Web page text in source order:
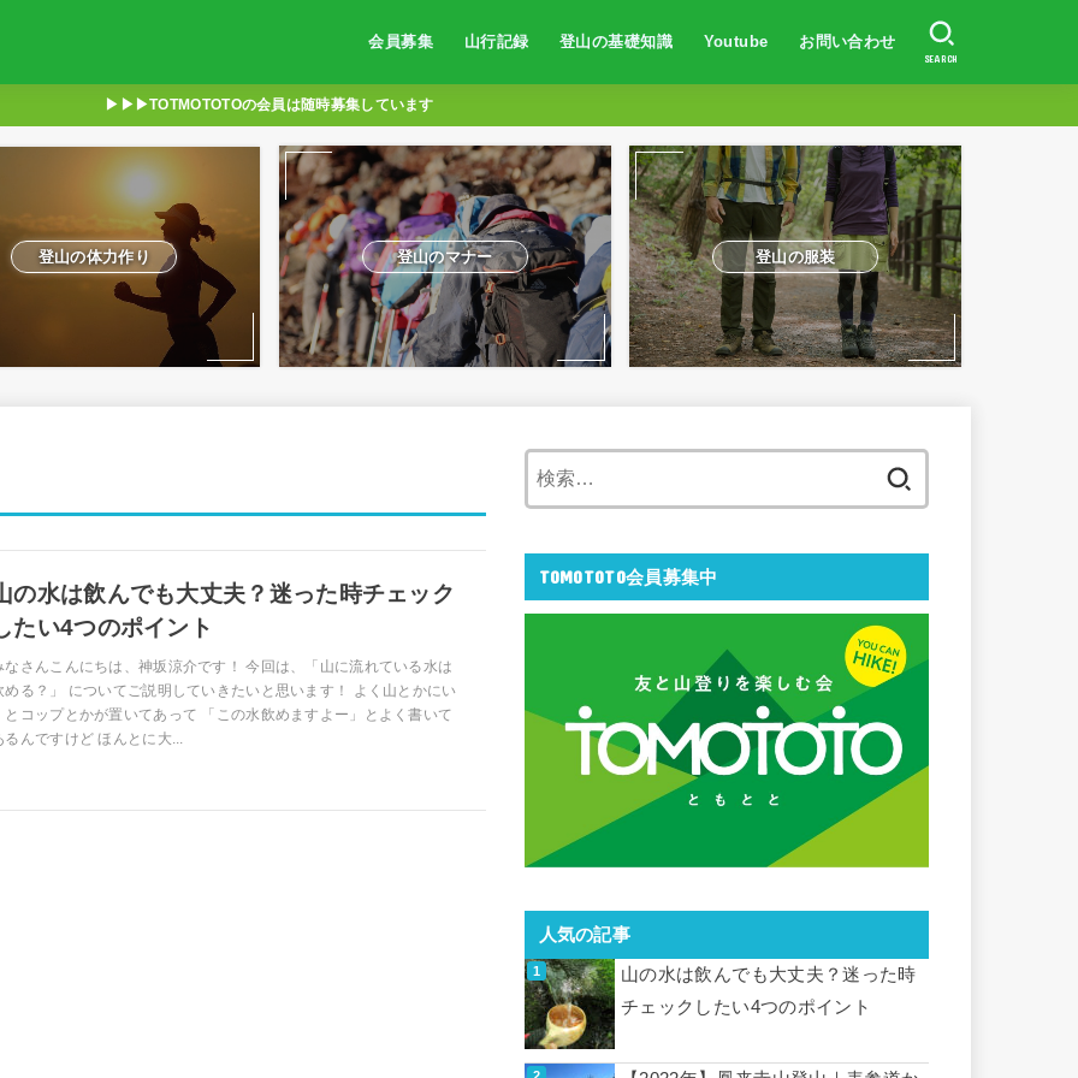
会員募集 山行記録 登山の基礎知識
登山初心者向け
登山の服装・持ち物
山の歩き方
防水対策
トレーニング方法
山岳事故・遭難対策
体験談
Youtube
登山初心者向け
富士山に登りたい人へ
登山での体験談
山の登り方
登山の服装
地図の読み方
日焼け対策
登山の体力作り
山岳遭難事故対策
お問い合わせ
SEARCH
▶︎▶︎▶︎TOTMOTOTOの会員は随時募集しています
登山の体力作り 登山のマナー 登山の服装
の水は飲んでも大丈夫？迷った時チェック
たい4つのポイント
なさんこんにちは、神坂涼介です！ 今回は、「山に流れている水は
める？」 についてご説明していきたいと思います！ よく山とかにい
とコップとかが置いてあって 「この水飲めますよー」とよく書いて
るんですけど ほんとに大...
TOMOTOTO会員募集中
人気の記事
山の水は飲んでも大丈夫？迷った時
チェックしたい4つのポイント